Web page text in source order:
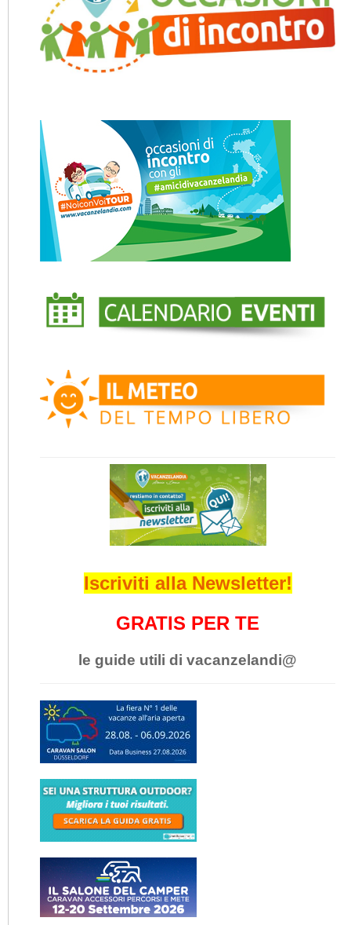
Iscriviti alla Newsletter!
GRATIS PER TE
le guide utili di vacanzelandi@